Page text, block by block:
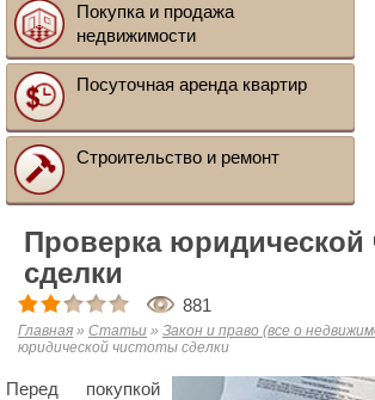
Покупка и продажа
недвижимости
Посуточная аренда квартир
Строительство и ремонт
Проверка юридической
сделки
881
Главная » Статьи » Закон и право (все о
юридической чистоты сделки
Перед покупкой